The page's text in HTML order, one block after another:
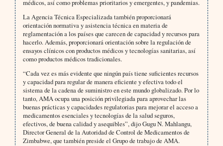
médicos, así como problemas prioritarios y emergentes, y pandemias.
La Agencia Técnica Especializada también proporcionará
orientación normativa y asistencia técnica en materia de
reglamentación a los países que carecen de capacidad y recursos para
hacerlo. Además, proporcionará orientación sobre la regulación de
ensayos clínicos con productos médicos y tecnologías sanitarias, así
como productos médicos tradicionales.
“Cada vez es más evidente que ningún país tiene suficientes recursos
y capacidad para regular de manera eficiente y efectiva todo el
sistema de la cadena de suministro en este mundo globalizado. Por lo
tanto, AMA ocupa una posición privilegiada para aprovechar las
buenas prácticas y capacidades regulatorias para mejorar el acceso a
medicamentos esenciales y tecnologías de la salud seguros,
efectivos, de buena calidad y asequibles”, dijo Gugu N. Mahlangu,
Director General de la Autoridad de Control de Medicamentos de
Zimbabwe, que también preside el Grupo de trabajo de AMA.